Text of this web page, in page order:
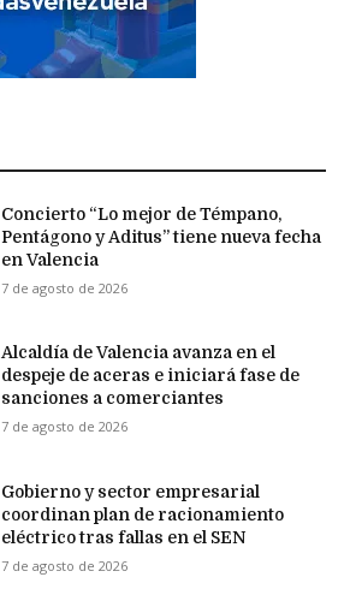
Concierto “Lo mejor de Témpano,
Pentágono y Aditus” tiene nueva fecha
en Valencia
7 de agosto de 2026
Alcaldía de Valencia avanza en el
despeje de aceras e iniciará fase de
sanciones a comerciantes
7 de agosto de 2026
Gobierno y sector empresarial
coordinan plan de racionamiento
eléctrico tras fallas en el SEN
7 de agosto de 2026